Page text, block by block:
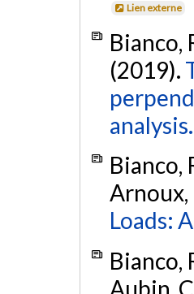
Lien externe
Bianco,
(2019).
analysis.
Bianco,
Arnoux,
Loads:
Bianco,
Aubin,